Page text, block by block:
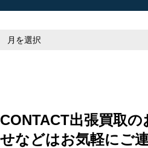
CONTACT出張買取の
せなどはお気軽にご